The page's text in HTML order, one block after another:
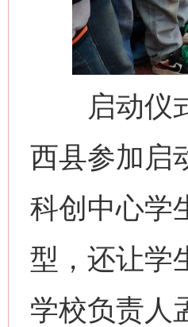
启动仪式
西县参加启
科创中心学
型，还让学
学校负责人